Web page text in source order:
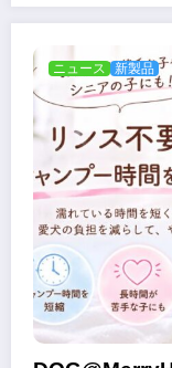
ニュース 新製品